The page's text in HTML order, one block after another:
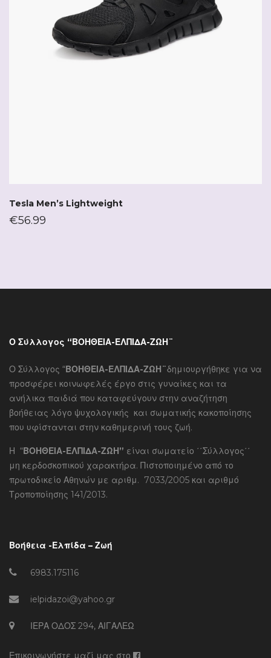
Tesla Men’s Lightweight
€56.99
Ο Σύλλογος “ΒΟΗΘΕΙΑ-ΕΛΠΙΔΑ-ΖΩΗ¨
Ο Σύλλογος “ΒΟΗΘΕΙΑ-ΕΛΠΙΔΑ-ΖΩΗ¨δημιουργήθηκε για να
προσφέρει κοινωφελές έργο στις γυναίκες και τα
ανήλικα παιδιά που καταφεύγουν στην αναζήτηση
βοήθειας λόγο ψυχολογικής και σωματικής κακοποίησης
που υφίστανται στην καθημερινή τους ζωή.
Η “ΒΟΗΘΕΙΑ-ΕΛΠΙΔΑ-ΖΩΗ” είναι σωματείο ΄΄Σύλλογος΄΄
μη κερδοσκοπικού χαρακτήρα. Πιστοποιημένο από το
πρωτοδικείο Αθηνών με αριθμ. 7033/2005 και αριθμό
Τροποποίησης 141/2013.
Βοήθεια -Ελπίδα – Ζωή
6983.175116
ielpidazoi@yahoo.gr
ΙΕΡΑ ΟΔΟΣ 294, ΑΙΓΑΛΕΩ
Επικοινωνήστε μαζί μας στο